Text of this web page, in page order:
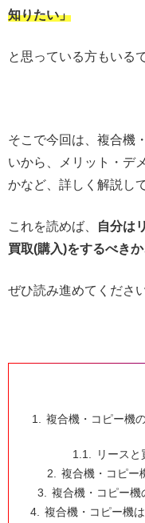
知りたい」
と思っている方もいる
そこで今回は、複合機
いから、メリット・デ
かなど、詳しく解説し
これを読めば、
自分は
買取(購入)をするべき
ぜひ読み進めてください
複合機・コピー機
リース
複合機・コピー
複合機・コピー機
複合機・コピー機